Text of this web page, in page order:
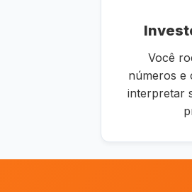
Você
números e
interpretar